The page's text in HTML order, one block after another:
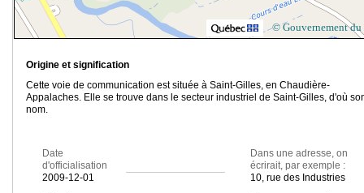
© Gouvernement du
Origine et signification
Cette voie de communication est située à Saint-Gilles, en Chaudière-
Appalaches. Elle se trouve dans le secteur industriel de Saint-Gilles, d'où
nom.
Date
d'officialisation
2009-12-01
Dans une adresse, on
écrirait, par exemple :
10, rue des Industries